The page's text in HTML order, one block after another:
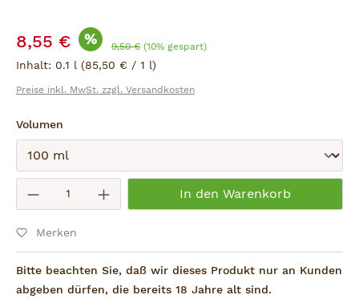
Verkaufspreis:
8,55 € % Regulärer Preis:
9,50 € (10% gespart)
Inhalt: 0.1 l (85,50 € / 1 l)
Preise inkl. MwSt. zzgl. Versandkosten
Volumen
Absenden
Produkt Anzahl: Gib den
In den Warenkorb
Merken
Bitte beachten Sie, daß wir dieses Produkt nur an Kunden
abgeben dürfen, die bereits 18 Jahre alt sind.